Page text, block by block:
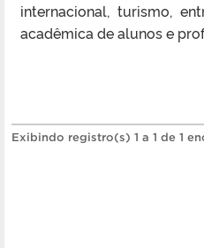
internacional, turismo,
acadêmica de alunos e
Exibindo registro(s) 1 a 1 de 1